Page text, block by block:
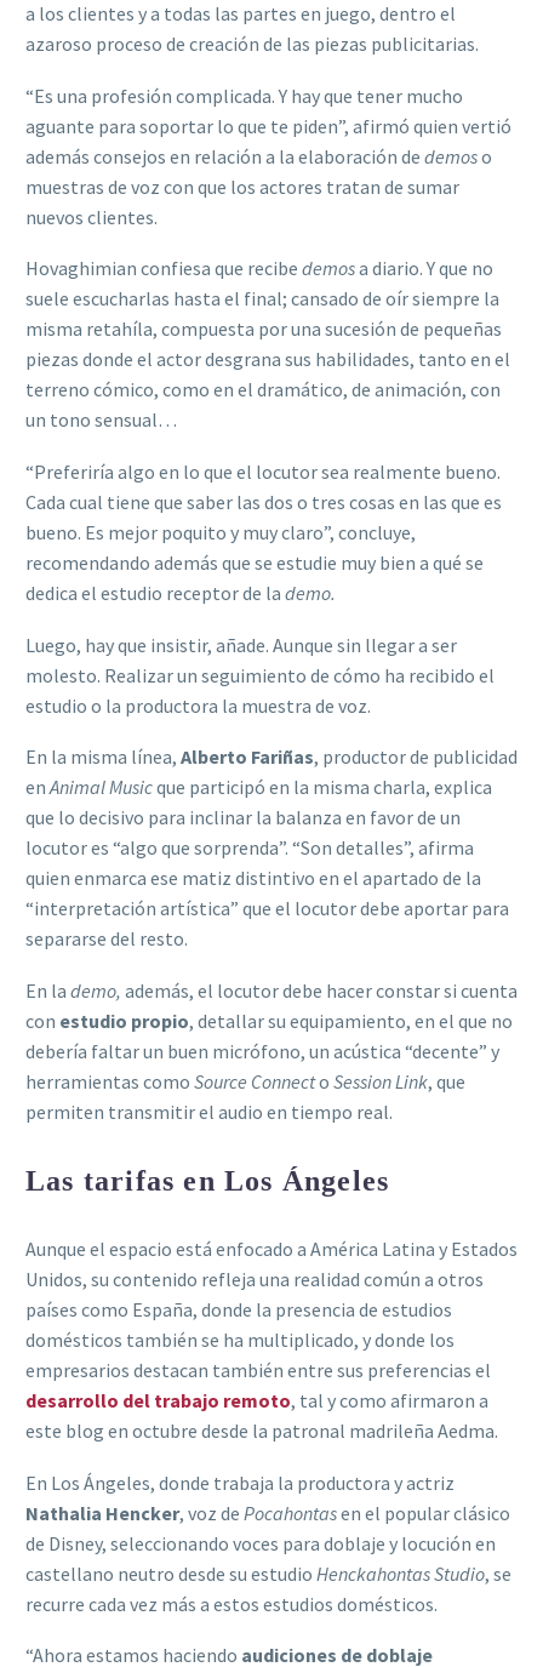
a los clientes y a todas las partes en juego, dentro el
azaroso proceso de creación de las piezas publicitarias.
“Es una profesión complicada. Y hay que tener mucho
aguante para soportar lo que te piden”, afirmó quien vertió
además consejos en relación a la elaboración de demoso
muestras de voz con que los actores tratan de sumar
nuevos clientes.
Hovaghimian confiesa que recibe demosa diario. Y que no
suele escucharlas hasta el final; cansado de oír siempre la
misma retahíla, compuesta por una sucesión de pequeñas
piezas donde el actor desgrana sus habilidades, tanto en el
terreno cómico, como en el dramático, de animación, con
un tono sensual…
“Preferiría algo en lo que el locutor sea realmente bueno.
Cada cual tiene que saber las dos o tres cosas en las que es
bueno. Es mejor poquito y muy claro”, concluye,
recomendando además que se estudie muy bien a qué se
dedica el estudio receptor de la demo.
Luego, hay que insistir, añade. Aunque sin llegar a ser
molesto. Realizar un seguimiento de cómo ha recibido el
estudio o la productora la muestra de voz.
En la misma línea, Alberto Fariñas, productor de publicidad
enAnimal Musicque participó en la misma charla, explica
que lo decisivo para inclinar la balanza en favor de un
locutor es “algo que sorprenda”. “Son detalles”, afirma
quien enmarca ese matiz distintivo en el apartado de la
“interpretación artística” que el locutor debe aportar para
separarse del resto.
En la demo, además, el locutor debe hacer constar si cuenta
con estudio propio, detallar su equipamiento, en el que no
debería faltar un buen micrófono, un acústica “decente” y
herramientas como Source Connecto Session Link, que
permiten transmitir el audio en tiempo real.
Las tarifas en Los Ángeles
Aunque el espacio está enfocado a América Latina y Estados
Unidos, su contenido refleja una realidad común a otros
países como España, donde la presencia de estudios
domésticos también se ha multiplicado, y donde los
empresarios destacan también entre sus preferencias el
desarrollo del trabajo remoto, tal y como afirmaron a
este blog en octubre desde la patronal madrileña Aedma.
En Los Ángeles, donde trabaja la productora y actriz
Nathalia Hencker, voz de Pocahontasen el popular clásico
de Disney, seleccionando voces para doblaje y locución en
castellano neutro desde su estudio Henckahontas Studio, se
recurre cada vez más a estos estudios domésticos.
“Ahora estamos haciendo audiciones de doblaje